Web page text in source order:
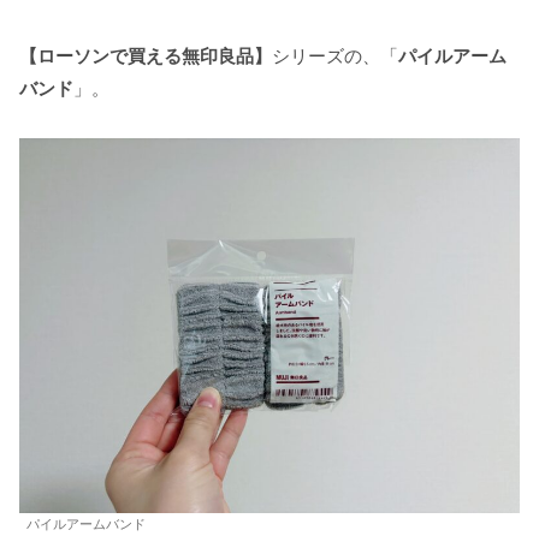
【ローソンで買える無印良品】 シリーズの、「パイルアーム
バンド 」。
パイルアームバンド